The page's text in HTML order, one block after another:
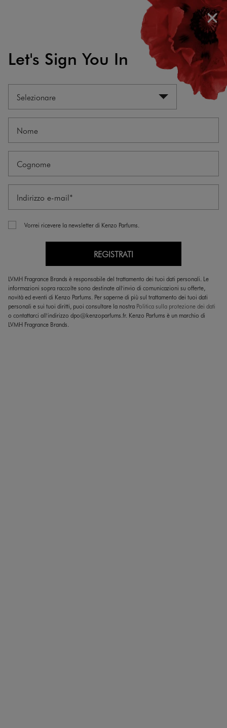
Apri il
×
Let's Sign You In
Selezionare
Vorrei ricevere la newsletter di Kenzo Parfums.
REGISTRATI
LVMH Fragrance Brands è responsabile del trattamento dei tuoi dati personali. Le
informazioni sopra raccolte sono destinate all'invio di comunicazioni su offerte,
novità ed eventi di Kenzo Parfums. Per saperne di più sul trattamento dei tuoi dati
personali e sui tuoi diritti, puoi consultare la nostra Politica sulla protezione dei dati
o contattarci all'indirizzo dpo@kenzoparfums.fr. Kenzo Parfums è un marchio di
LVMH Fragrance Brands.